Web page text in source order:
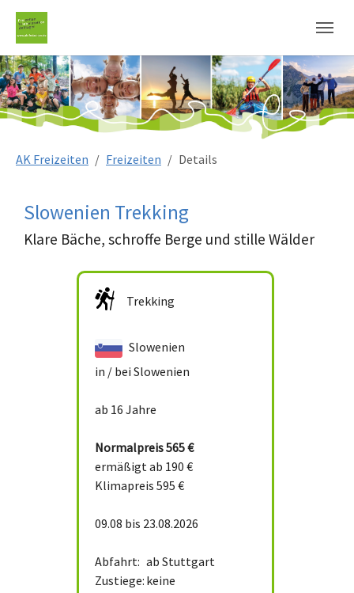
AK Freizeiten Freizeiten Details
Slowenien Trekking
Klare Bäche, schroffe Berge und stille Wälder
Trekking
Slowenien
in / bei Slowenien
ab 16 Jahre
Normalpreis565 €
ermäßigt ab 190 €
Klimapreis 595 €
09.08 bis 23.08.2026
Abfahrt: ab Stuttgart
Zustiege: keine